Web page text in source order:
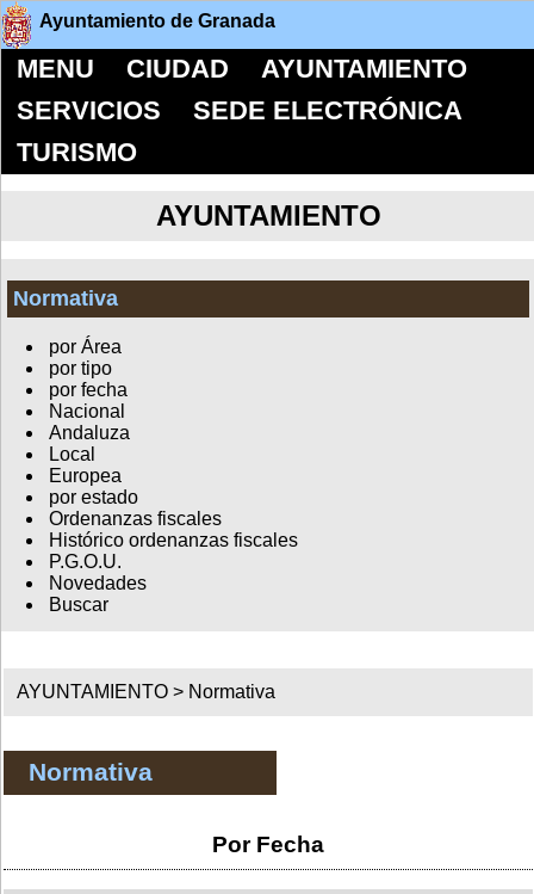
Ayuntamiento de Granada
MENU CIUDAD
AYUNTAMIENTO
SERVICIOS
SEDE ELECTRÓNICA
TURISMO
AYUNTAMIENTO
Normativa
por Área
por tipo
por fecha
Nacional
Andaluza
Local
Europea
por estado
Ordenanzas fiscales
Histórico ordenanzas fiscales
P.G.O.U.
Novedades
Buscar
AYUNTAMIENTO > Normativa
Normativa
Por Fecha